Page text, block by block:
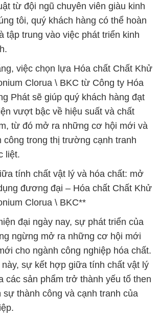
từ đội ngũ chuyên viên giàu kinh
tôi, quý khách hàng có thể hoàn
tập trung vào việc phát triển kinh
việc chọn lựa Hóa chất Chất Khử
Clorua \ BKC từ Công ty Hóa
Phát sẽ giúp quý khách hàng đạt
vượt bậc về hiệu suất và chất
từ đó mở ra những cơ hội mới và
công trong thị trường cạnh tranh
liệt.
tính chất vật lý và hóa chất: mở
đương đại – Hóa chất Chất Khử
Clorua \ BKC**
đại ngày nay, sự phát triển của
ngừng mở ra những cơ hội mới
cho ngành công nghiệp hóa chất.
này, sự kết hợp giữa tính chất vật lý
các sản phẩm trở thành yếu tố then
sự thành công và cạnh tranh của